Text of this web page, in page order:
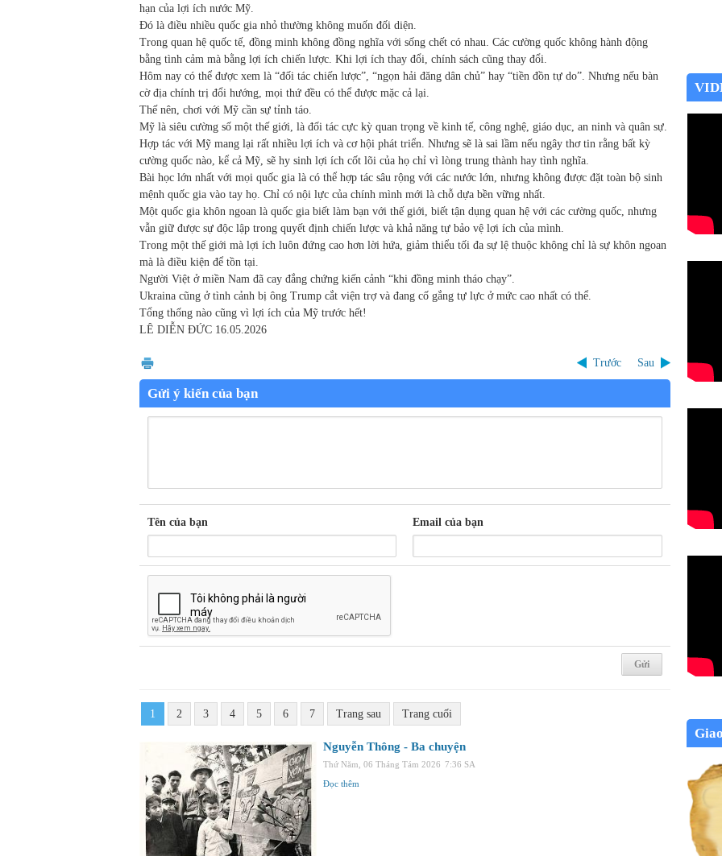
hạn của lợi ích nước Mỹ.
Đó là điều nhiều quốc gia nhỏ thường không muốn đối diện.
Trong quan hệ quốc tế, đồng minh không đồng nghĩa với sống chết có nhau. Các cường quốc không hành động
bằng tình cảm mà bằng lợi ích chiến lược. Khi lợi ích thay đổi, chính sách cũng thay đổi.
Hôm nay có thể được xem là “đối tác chiến lược”, “ngọn hải đăng dân chủ” hay “tiền đồn tự do”. Nhưng nếu bàn
cờ địa chính trị đổi hướng, mọi thứ đều có thể được mặc cả lại.
Thế nên, chơi với Mỹ cần sự tỉnh táo.
Mỹ là siêu cường số một thế giới, là đối tác cực kỳ quan trọng về kinh tế, công nghệ, giáo dục, an ninh và quân sự.
Hợp tác với Mỹ mang lại rất nhiều lợi ích và cơ hội phát triển. Nhưng sẽ là sai lầm nếu ngây thơ tin rằng bất kỳ
cường quốc nào, kể cả Mỹ, sẽ hy sinh lợi ích cốt lõi của họ chỉ vì lòng trung thành hay tình nghĩa.
Bài học lớn nhất với mọi quốc gia là có thể hợp tác sâu rộng với các nước lớn, nhưng không được đặt toàn bộ sinh
mệnh quốc gia vào tay họ. Chỉ có nội lực của chính mình mới là chỗ dựa bền vững nhất.
Một quốc gia khôn ngoan là quốc gia biết làm bạn với thế giới, biết tận dụng quan hệ với các cường quốc, nhưng
vẫn giữ được sự độc lập trong quyết định chiến lược và khả năng tự bảo vệ lợi ích của mình.
Trong một thế giới mà lợi ích luôn đứng cao hơn lời hứa, giảm thiểu tối đa sự lệ thuộc không chỉ là sự khôn ngoan
mà là điều kiện để tồn tại.
Người Việt ở miền Nam đã cay đắng chứng kiến cảnh “khi đồng minh tháo chạy”.
Ukraina cũng ở tình cảnh bị ông Trump cắt viện trợ và đang cố gắng tự lực ở mức cao nhất có thể.
Tổng thống nào cũng vì lợi ích của Mỹ trước hết!
LÊ DIỄN ĐỨC 16.05.2026
Trước Sau
Gửi ý kiến của bạn
Tên của bạn Email của bạn
1 2 3 4 5 6 7 Trang sau Trang cuối
Nguyễn Thông - Ba chuyện
Thứ Năm, 06 Tháng Tám 2026 7:36 SA
Đọc thêm